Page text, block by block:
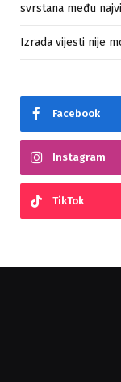
svrstana među
Izrada vijesti nije
Facebook
Instagram
TikTok